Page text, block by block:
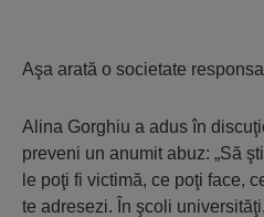
Aşa arată o societate
Alina Gorghiu a adus în
preveni un anumit abuz: „Să
le poţi fi victimă, ce poţi face,
te adresezi. În şcoli